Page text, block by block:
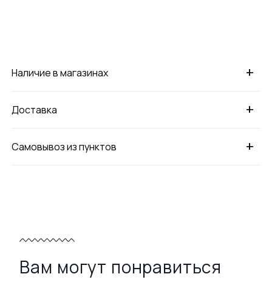
+
Наличие в магазинах
+
Доставка
+
Самовывоз из пунктов
Вам могут понравиться